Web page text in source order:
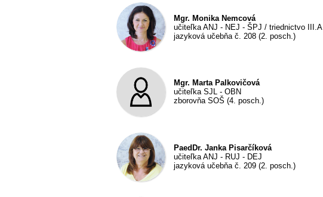
Mgr. Monika Nemcová
učiteľka ANJ - NEJ - ŠPJ / triednictvo III.A
jazyková učebňa č. 208 (2. posch.)
Mgr. Marta Palkovičová
učiteľka SJL - OBN
zborovňa SOŠ (4. posch.)
PaedDr. Janka Pisarčíková
učiteľka ANJ - RUJ - DEJ
jazyková učebňa č. 209 (2. posch.)